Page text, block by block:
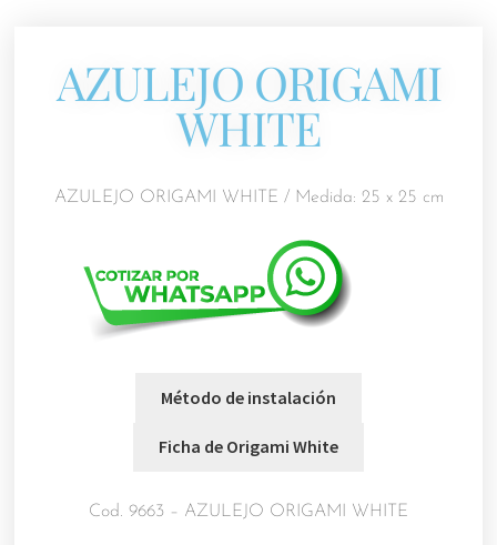
AZULEJO ORIGAMI
WHITE
AZULEJO ORIGAMI WHITE / Medida: 25 x 25 cm
Cod. 9663 – AZULEJO ORIGAMI WHITE